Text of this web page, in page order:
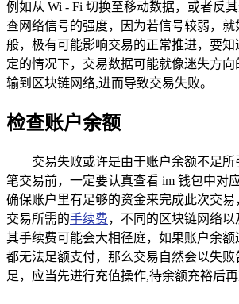
例如从 Wi - Fi 切换至移动数据，或者反
查网络信号的强度，因为若信号较弱，
般，极有可能影响交易的正常推进，要
定的情况下，交易数据可能就像迷失方
输到区块链网络,进而导致交易失败。
检查账户余额
交易失败或许是由于账户余额不足
笔交易前，一定要认真查看 im 钱包中对
确保账户里有足够的资金来完成此次交
交易所需的手续费，不同的区块链网络以
其手续费可能会大相径庭，如果账户余
都无法足额支付，那么交易自然会以失
足，应当先进行充值操作,待余额充裕后再